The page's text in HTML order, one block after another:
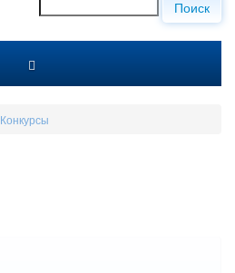
Форма поиска
Конкурсы